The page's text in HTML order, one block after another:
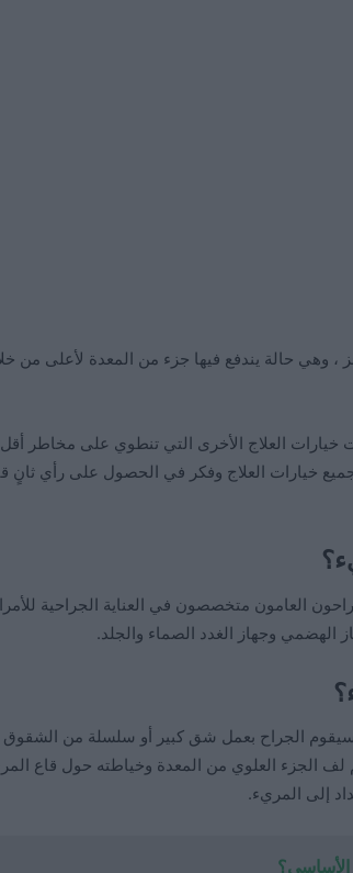
، وهي حالة يندفع فيها جزء من المعدة لأعلى من
خيارات العلاج الأخرى التي تنطوي على مخاطر أقل
خيارات العلاج وفكر في الحصول على رأي ثانٍ
العامون متخصصون في العناية الجراحية
الهضمي وجهاز الغدد الصماء والجلد.
الجراح بعمل شق كبير أو سلسلة من الشقوق
لف الجزء العلوي من المعدة وخياطته حول قاع
إلى المريء.
الأساسي؟